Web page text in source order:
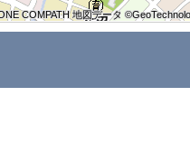
COMPATH 地図データ
COMPATH 地図データ
COMPATH 地図データ
COMPATH 地図データ
COMPATH 地図データ
COMPATH 地図データ
COMPATH 地図データ
COMPATH 地図データ
COMPATH 地図データ